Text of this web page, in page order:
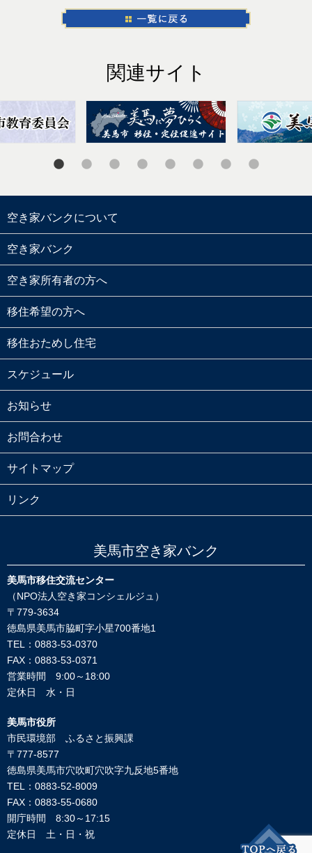
関連サイト
空き家バンクについて
空き家バンク
空き家所有者の方へ
移住希望の方へ
移住おためし住宅
スケジュール
お知らせ
お問合わせ
サイトマップ
リンク
美馬市空き家バンク
美馬市移住交流センター
（NPO法人空き家コンシェルジュ）
〒779-3634
徳島県美馬市脇町字小星700番地1
TEL：0883-53-0370
FAX：0883-53-0371
営業時間 9:00～18:00
定休日 水・日
美馬市役所
市民環境部 ふるさと振興課
〒777-8577
徳島県美馬市穴吹町穴吹字九反地5番地
TEL：0883-52-8009
FAX：0883-55-0680
開庁時間 8:30～17:15
定休日 土・日・祝